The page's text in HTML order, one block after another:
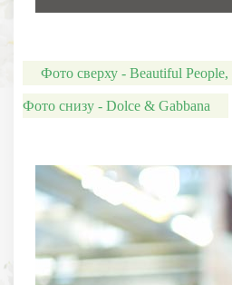
Фото сверху - Beautiful
Фото снизу - Dolce & Gabbana